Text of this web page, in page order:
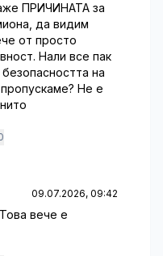
ПРИЧИНАТА за
да видим
от просто
Нали все пак
на
Не е
09.07.2026, 09:42
вече е